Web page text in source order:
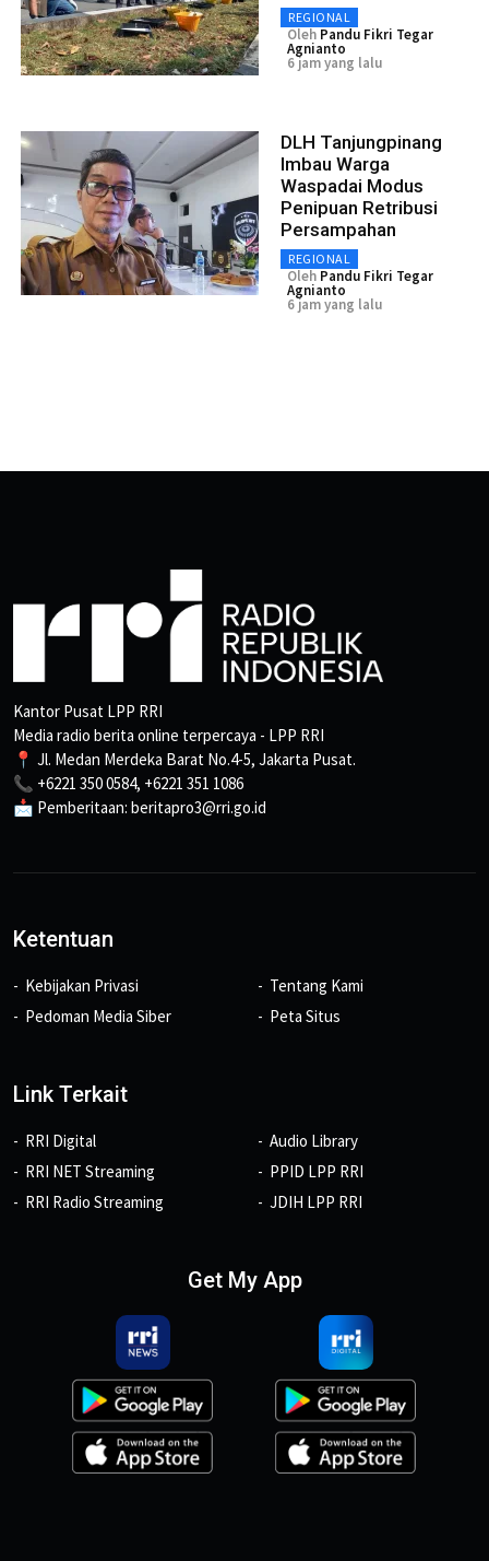
REGIONAL
Oleh Pandu Fikri Tegar
Agnianto
6 jam yang lalu
DLH Tanjungpinang
Imbau Warga
Waspadai Modus
Penipuan Retribusi
Persampahan
REGIONAL
Oleh Pandu Fikri Tegar
Agnianto
6 jam yang lalu
Kantor Pusat LPP RRI
Media radio berita online terpercaya - LPP RRI
📍 Jl. Medan Merdeka Barat No.4-5, Jakarta Pusat.
📞 +6221 350 0584, +6221 351 1086
📩 Pemberitaan: beritapro3@rri.go.id
Ketentuan
Kebijakan Privasi
Pedoman Media Siber
Tentang Kami
Peta Situs
Link Terkait
RRI Digital
RRI NET Streaming
RRI Radio Streaming
Audio Library
PPID LPP RRI
JDIH LPP RRI
Get My App